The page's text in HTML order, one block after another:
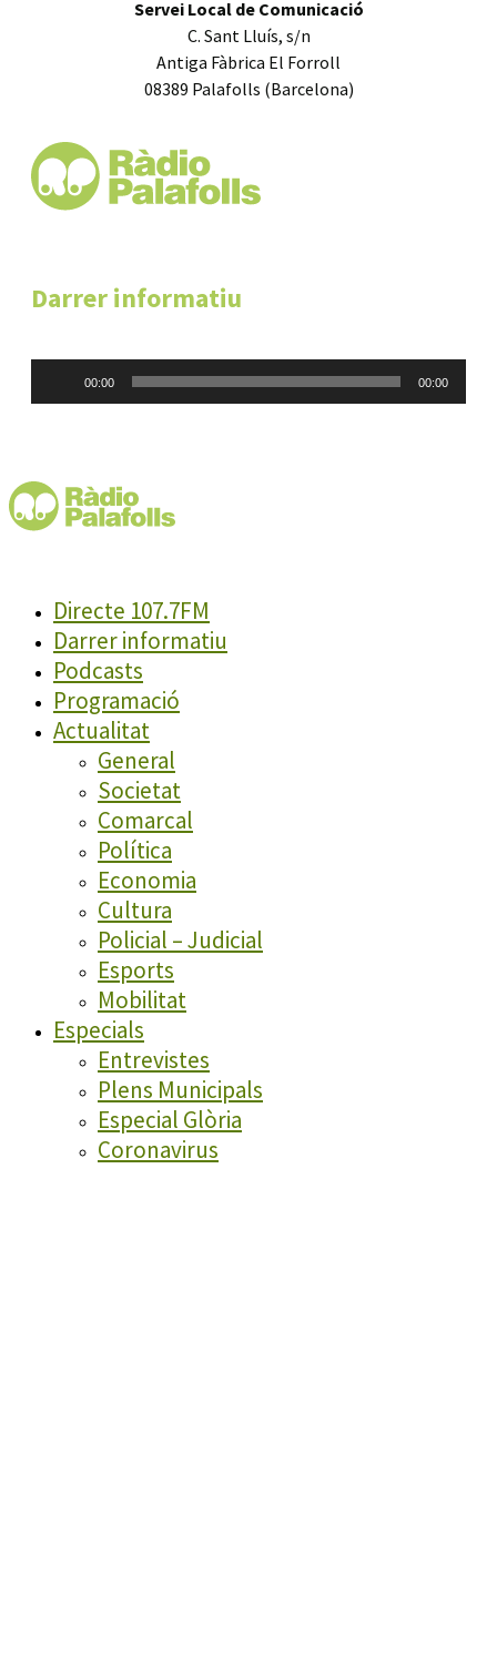
Servei Local de Comunicació
C. Sant Lluís, s/n
Antiga Fàbrica El Forroll
08389 Palafolls (Barcelona)
Darrer informatiu
00:00 00:00
Directe 107.7FM
Darrer informatiu
Podcasts
Programació
Actualitat
General
Societat
Comarcal
Política
Economia
Cultura
Policial – Judicial
Esports
Mobilitat
Especials
Entrevistes
Plens Municipals
Especial Glòria
Coronavirus